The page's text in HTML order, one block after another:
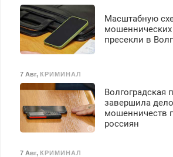
Масштабную
пресекли в
7 Авг, КРИМИНАЛ
Волгоградская
завершила
мошенничеств
россиян
7 Авг, КРИМИНАЛ